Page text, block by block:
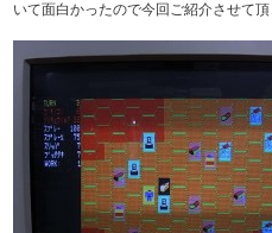
いて面白かったので今回ご紹介させて頂